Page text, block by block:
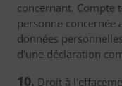
concernant. Compte
personne concernée
données
d'une déclaration
10. Droit à